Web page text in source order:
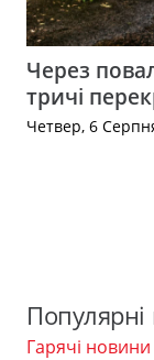
Через
тричі
Четвер, 6
Гарячі новини